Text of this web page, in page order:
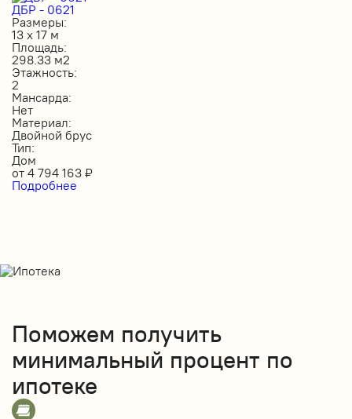
ДБР - 0621
Размеры:
13 х 17 м
Площадь:
298.33 м2
Этажность:
2
Мансарда:
Нет
Материал:
Двойной брус
Тип:
Дом
от 4 794 163 ₽
Подробнее
Поможем получить
минимальный процент по
ипотеке